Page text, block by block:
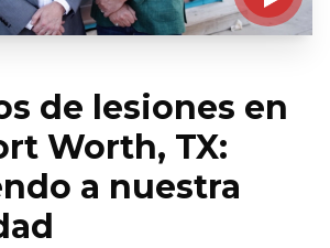
de lesiones en
Worth, TX:
a nuestra